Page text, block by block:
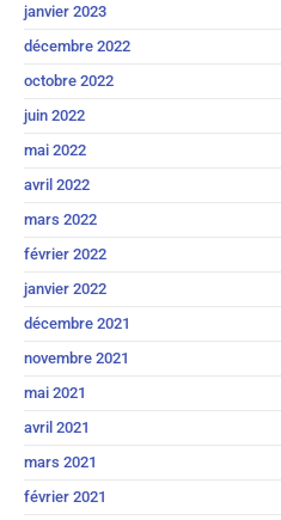
janvier 2023
décembre 2022
octobre 2022
juin 2022
mai 2022
avril 2022
mars 2022
février 2022
janvier 2022
décembre 2021
novembre 2021
mai 2021
avril 2021
mars 2021
février 2021